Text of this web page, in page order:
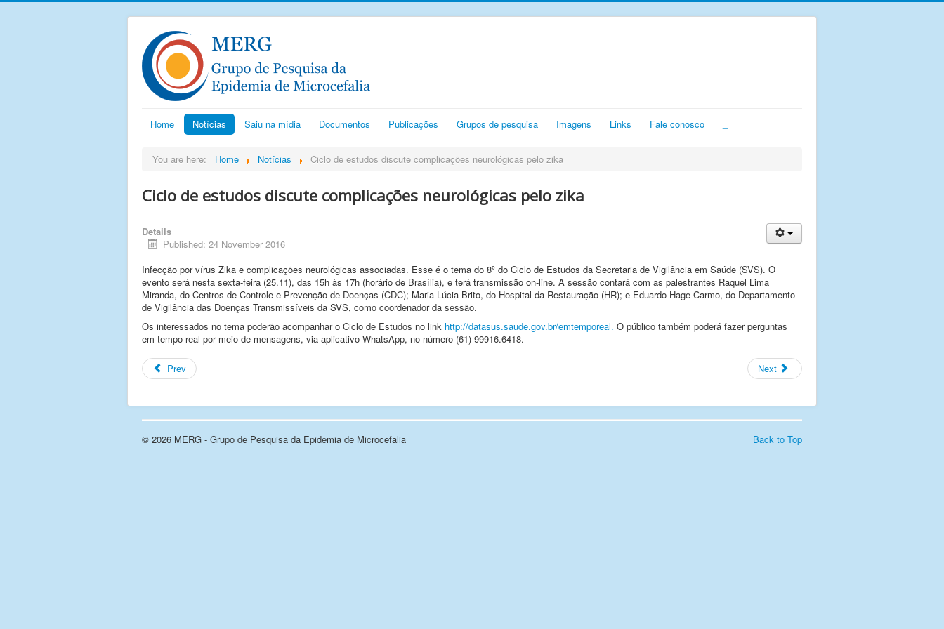
Home Notícias Saiu na mídia Documentos Publicações Grupos de pesquisa Imagens Links Fale conosco
You are here: Home Notícias Ciclo de estudos discute complicações neurológicas pelo zika
Ciclo de estudos discute complicações neurológicas pelo zika
Details
Published: 24 November 2016
Infecção por vírus Zika e complicações neurológicas associadas. Esse é o tema do 8º do Ciclo de Estudos da Secretaria de Vigilância em Saúde (SVS). O
evento será nesta sexta-feira (25.11), das 15h às 17h (horário de Brasília), e terá transmissão on-line. A sessão contará com as palestrantes Raquel Lima
Miranda, do Centros de Controle e Prevenção de Doenças (CDC); Maria Lúcia Brito, do Hospital da Restauração (HR); e Eduardo Hage Carmo, do Departamento
de Vigilância das Doenças Transmissíveis da SVS, como coordenador da sessão.
Os interessados no tema poderão acompanhar o Ciclo de Estudos no link http://datasus.saude.gov.br/emtemporeal. O público também poderá fazer perguntas
em tempo real por meio de mensagens, via aplicativo WhatsApp, no número (61) 99916.6418.
Prev Next
Back to Top
© 2026 MERG - Grupo de Pesquisa da Epidemia de Microcefalia